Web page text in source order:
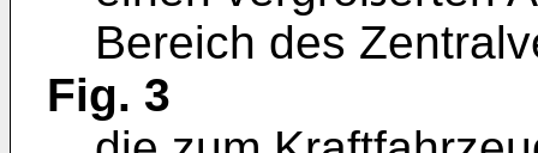
Bereich des
Fig. 3